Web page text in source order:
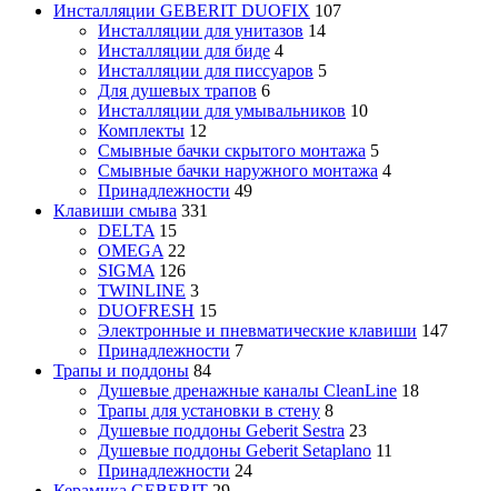
Инсталляции GEBERIT DUOFIX 107
Инсталляции для унитазов 14
Инсталляции для биде 4
Инсталляции для писсуаров 5
Для душевых трапов 6
Инсталляции для умывальников 10
Комплекты 12
Смывные бачки скрытого монтажа 5
Смывные бачки наружного монтажа 4
Принадлежности 49
Клавиши смыва 331
DELTA 15
OMEGA 22
SIGMA 126
TWINLINE 3
DUOFRESH 15
Электронные и пневматические клавиши 147
Принадлежности 7
Трапы и поддоны 84
Душевые дренажные каналы CleanLine 18
Трапы для установки в стену 8
Душевые поддоны Geberit Sestra 23
Душевые поддоны Geberit Setaplano 11
Принадлежности 24